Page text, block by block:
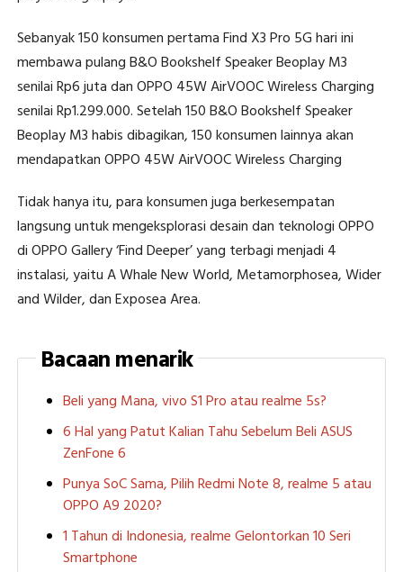
Sebanyak 150 konsumen pertama Find X3 Pro 5G hari ini
membawa pulang B&O Bookshelf Speaker Beoplay M3
senilai Rp6 juta dan OPPO 45W AirVOOC Wireless Charging
senilai Rp1.299.000. Setelah 150 B&O Bookshelf Speaker
Beoplay M3 habis dibagikan, 150 konsumen lainnya akan
mendapatkan OPPO 45W AirVOOC Wireless Charging
Tidak hanya itu, para konsumen juga berkesempatan
langsung untuk mengeksplorasi desain dan teknologi OPPO
di OPPO Gallery ‘Find Deeper’ yang terbagi menjadi 4
instalasi, yaitu A Whale New World, Metamorphosea, Wider
and Wilder, dan Exposea Area.
Bacaan menarik
Beli yang Mana, vivo S1 Pro atau realme 5s?
6 Hal yang Patut Kalian Tahu Sebelum Beli ASUS
ZenFone 6
Punya SoC Sama, Pilih Redmi Note 8, realme 5 atau
OPPO A9 2020?
1 Tahun di Indonesia, realme Gelontorkan 10 Seri
Smartphone